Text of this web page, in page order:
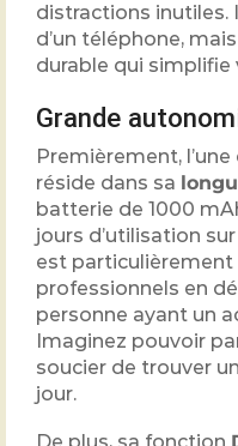
distractions inutiles.
d’un téléphone,
durable qui
Grande
Premièrement,
réside dans sa
batterie de 1000
jours d’utilisation
est particulièrement
professionnels en
personne ayant un
Imaginez pouvoir
soucier de trouver
jour.